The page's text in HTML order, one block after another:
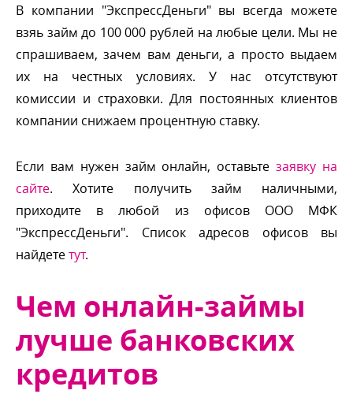
компании "ЭкспрессДеньги" вы всегда можете
зяь займ до 100 000 рублей на любые цели. Мы не
спрашиваем, зачем вам деньги, а просто выдаем
их на честных условиях. У нас отсутствуют
комиссии и страховки. Для постоянных клиенто
компании снижаем процентную ставку.
Если вам нужен займ онлайн, оставьтезаявку на
сайте. Хотите получить займ наличными,
приходите в любой из офисов ООО МФК
"ЭкспрессДеньги". Список адресов офисов вы
найдететут.
Чем онлайн-займы
лучше банковских
кредито